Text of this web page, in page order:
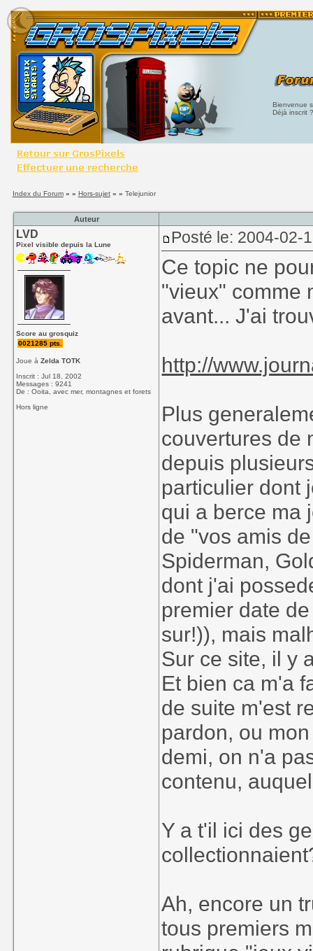
Bienvenue
Déjà inscrit
Index du Forum» » Hors-sujet» » Telejunior
Auteur
LVD
Pixel visible depuis la Lune
Score au grosquiz
0021285 pts.
Joue àZelda TOTK
Inscrit : Jul 18, 2002
Messages : 9241
De : Ooita, avec mer, montagnes et forets
Hors ligne
Posté le: 2004-02-
Ce topic ne
"vieux" comme
avant... J'ai
http://
Plus
couvertures de
depuis
particulier dont
qui a berce ma
de "vos amis
Spiderman,
dont j'ai
premier date
sur!)), mais
Sur ce site, il y
Et bien ca m'a
de suite m'est
pardon, ou
demi, on n'a
contenu,
Y a t'il ici des
Ah, encore un
tous premiers